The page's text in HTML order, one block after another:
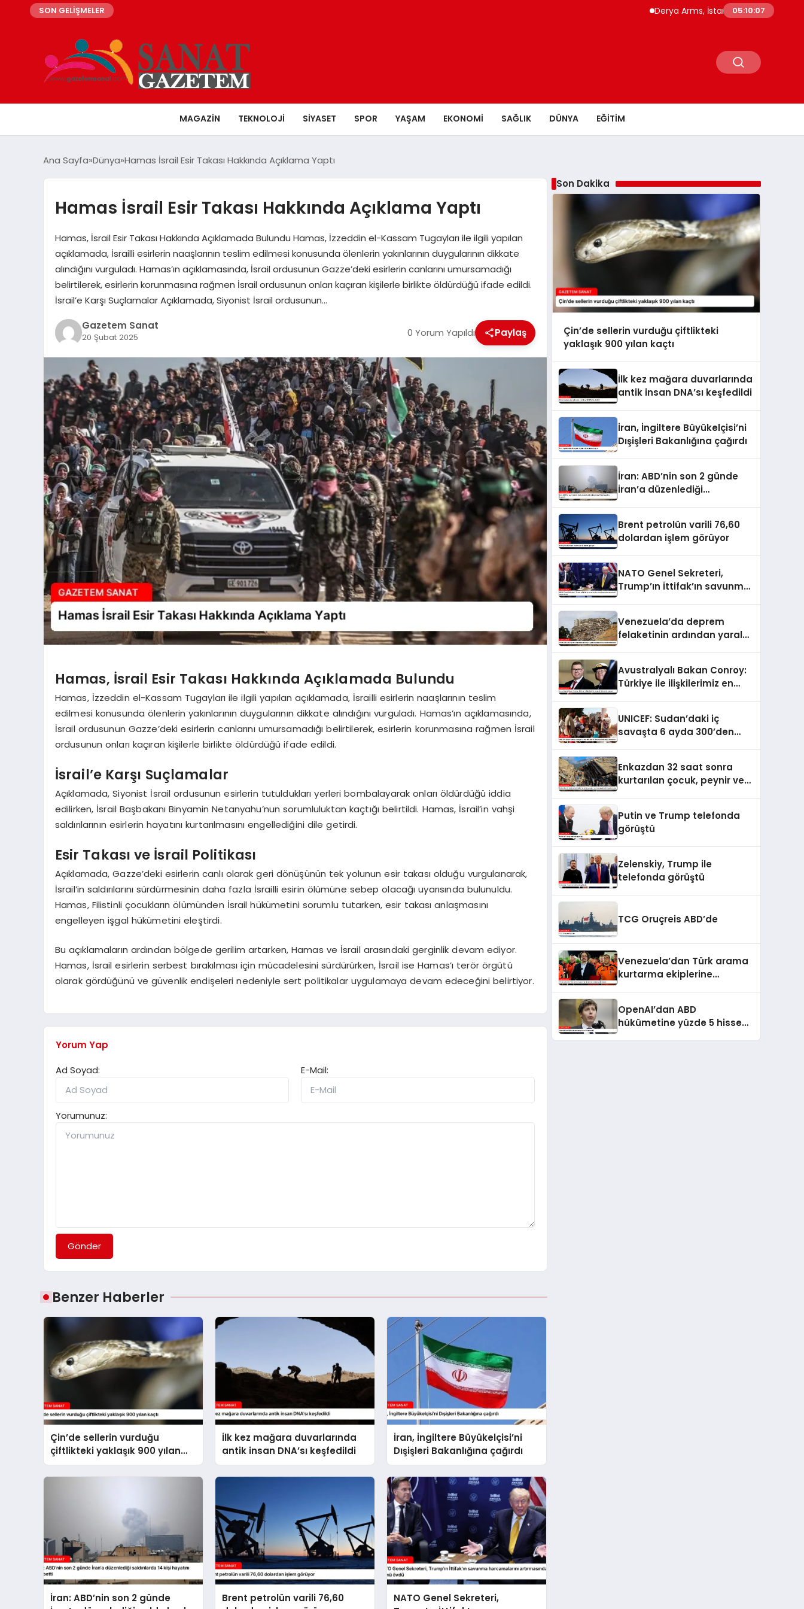
SON GELİŞMELER Derya Arms, İstanbul Prohunt 2026’da
05:10:08
MAGAZIN TEKNOLOJI SIYASET SPOR YAŞAM EKONOMI SAĞLIK DÜNYA EĞITIM
Ana Sayfa Dünya Hamas İsrail Esir Takası Hakkında Açıklama Yaptı
Hamas İsrail Esir Takası Hakkında Açıklama Yaptı
Hamas, İsrail Esir Takası Hakkında Açıklamada Bulundu Hamas, İzzeddin el-Kassam Tugayları ile ilgili yapılan
açıklamada, İsrailli esirlerin naaşlarının teslim edilmesi konusunda ölenlerin yakınlarının duygularının dikkate
alındığını vurguladı. Hamas’ın açıklamasında, İsrail ordusunun Gazze’deki esirlerin canlarını umursamadığı
belirtilerek, esirlerin korunmasına rağmen İsrail ordusunun onları kaçıran kişilerle birlikte öldürdüğü ifade edildi.
İsrail’e Karşı Suçlamalar Açıklamada, Siyonist İsrail ordusunun…
Gazetem Sanat
20 Şubat 2025 0 Yorum Yapıldı Paylaş
Hamas, İsrail Esir Takası Hakkında Açıklamada Bulundu
Hamas, İzzeddin el-Kassam Tugayları ile ilgili yapılan açıklamada, İsrailli esirlerin naaşlarının teslim
edilmesi konusunda ölenlerin yakınlarının duygularının dikkate alındığını vurguladı. Hamas’ın açıklamasında,
İsrail ordusunun Gazze’deki esirlerin canlarını umursamadığı belirtilerek, esirlerin korunmasına rağmen İsrail
ordusunun onları kaçıran kişilerle birlikte öldürdüğü ifade edildi.
İsrail’e Karşı Suçlamalar
Açıklamada, Siyonist İsrail ordusunun esirlerin tutuldukları yerleri bombalayarak onları öldürdüğü iddia
edilirken, İsrail Başbakanı Binyamin Netanyahu’nun sorumluluktan kaçtığı belirtildi. Hamas, İsrail’in vahşi
saldırılarının esirlerin hayatını kurtarılmasını engellediğini dile getirdi.
Esir Takası ve İsrail Politikası
Açıklamada, Gazze’deki esirlerin canlı olarak geri dönüşünün tek yolunun esir takası olduğu vurgulanarak,
İsrail’in saldırılarını sürdürmesinin daha fazla İsrailli esirin ölümüne sebep olacağı uyarısında bulunuldu.
Hamas, Filistinli çocukların ölümünden İsrail hükümetini sorumlu tutarken, esir takası anlaşmasını
engelleyen işgal hükümetini eleştirdi.
Bu açıklamaların ardından bölgede gerilim artarken, Hamas ve İsrail arasındaki gerginlik devam ediyor.
Hamas, İsrail esirlerin serbest bırakılması için mücadelesini sürdürürken, İsrail ise Hamas’ı terör örgütü
olarak gördüğünü ve güvenlik endişeleri nedeniyle sert politikalar uygulamaya devam edeceğini belirtiyor.
Yorum Yap
Ad Soyad:
E-Mail:
Yorumunuz:
Gönder
Benzer Haberler
Çin’de sellerin vurduğu
çiftlikteki yaklaşık 900 yılan
kaçtı
İlk kez mağara duvarlarında
antik insan DNA’sı keşfedildi
İran, İngiltere Büyükelçisi’ni
Dışişleri Bakanlığına çağırdı
İran: ABD’nin son 2 günde
Brent petrolün varili 76,60
NATO Genel Sekreteri,
Son Dakika
Çin’de sellerin vurduğu çiftlikteki
yaklaşık 900 yılan kaçtı
İlk kez mağara duvarlarında
antik insan DNA’sı keşfedildi
İran, İngiltere Büyükelçisi’ni
Dışişleri Bakanlığına çağırdı
İran: ABD’nin son 2 günde
İran’a düzenlediği
Brent petrolün varili 76,60
dolardan işlem görüyor
NATO Genel Sekreteri,
Trump’ın İttifak’ın savunma
Venezuela’da deprem
felaketinin ardından yaralar
Avustralyalı Bakan Conroy:
Türkiye ile ilişkilerimiz en
UNICEF: Sudan’daki iç
savaşta 6 ayda 300’den
Enkazdan 32 saat sonra
kurtarılan çocuk, peynir ve
Putin ve Trump telefonda
görüştü
Zelenskiy, Trump ile
telefonda görüştü
TCG Oruçreis ABD’de
Venezuela’dan Türk arama
kurtarma ekiplerine
OpenAI’dan ABD
hükümetine yüzde 5 hisse